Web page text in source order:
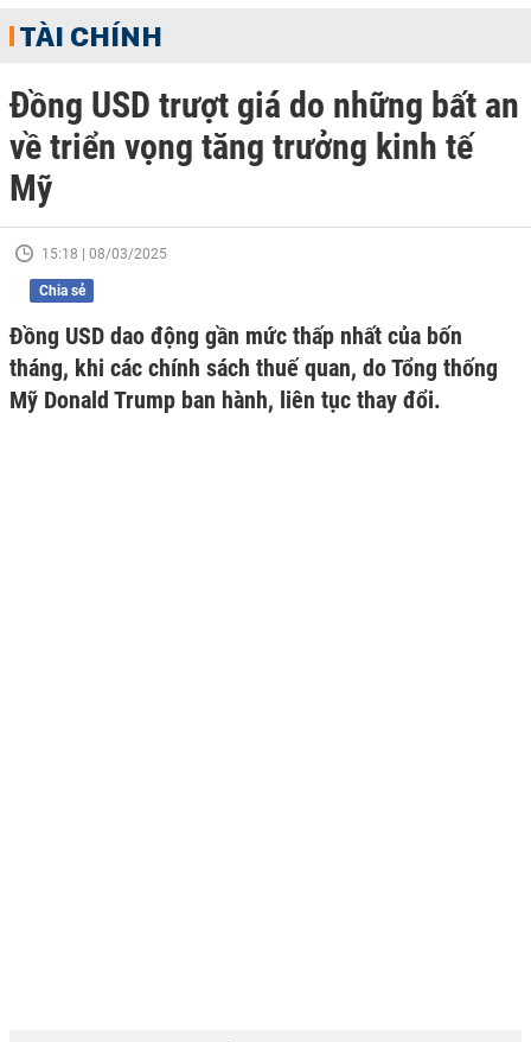
TÀI CHÍNH
Đồng USD trượt giá do những bất an
về triển vọng tăng trưởng kinh tế
Mỹ
15:18 | 08/03/2025
Chia sẻ
Đồng USD dao động gần mức thấp nhất của bốn
tháng, khi các chính sách thuế quan, do Tổng thống
Mỹ Donald Trump ban hành, liên tục thay đổi.